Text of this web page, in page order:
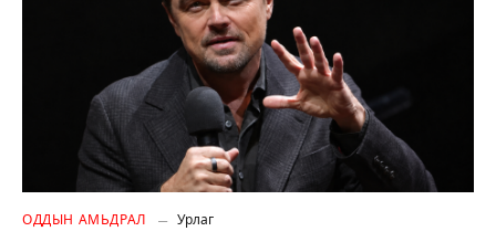
ОДДЫН АМЬДРАЛ Урлаг